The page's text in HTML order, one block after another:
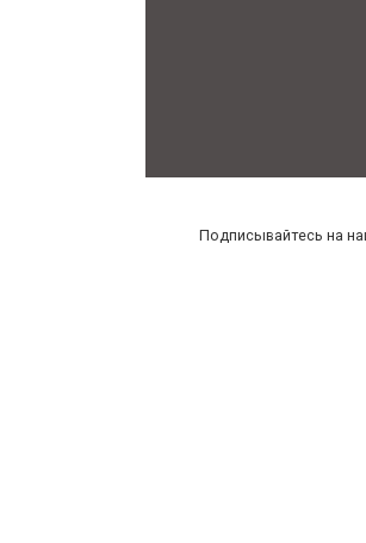
Подписывайтесь на